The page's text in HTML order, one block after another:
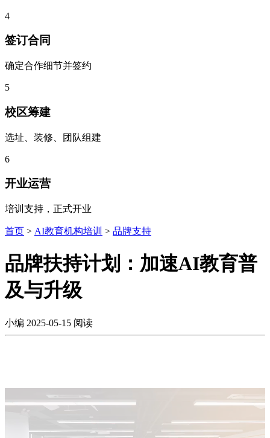
4
签订合同
确定合作细节并签约
5
校区筹建
选址、装修、团队组建
6
开业运营
培训支持，正式开业
首页 > AI教育机构培训 > 品牌支持
品牌扶持计划：加速AI教育普
及与升级
小编 2025-05-15 阅读